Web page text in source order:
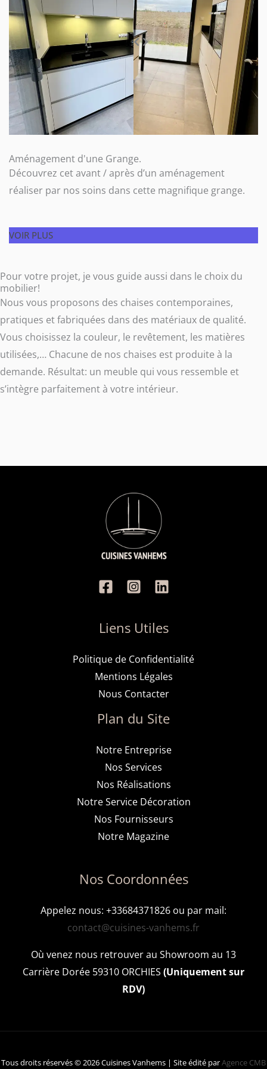
Aménagement d'une Grange.
Découvrez cet avant / après d’un aménagement
réaliser par nos soins dans cette magnifique grange.
VOIR PLUS
Pour votre projet, je vous guide aussi dans le choix du
mobilier!
Nous vous proposons des chaises contemporaines,
pratiques et fabriquées dans des matériaux de qualité.
Vous choisissez la couleur, le revêtement, les matières
utilisées,… Chacune de nos chaises est produite à la
demande. Résultat: un meuble qui vous ressemble et
s’intègre parfaitement à votre intérieur.
Liens Utiles
Politique de Confidentialité
Mentions Légales
Nous Contacter
Plan du Site
Notre Entreprise
Nos Services
Nos Réalisations
Notre Service Décoration
Nos Fournisseurs
Notre Magazine
Nos Coordonnées
Appelez nous: +33684371826 ou par mail:
contact@cuisines-vanhems.fr
Où venez nous retrouver au Showroom au 13
Carrière Dorée 59310 ORCHIES (Uniquement sur
RDV)
Tous droits réservés © 2026 Cuisines Vanhems | Site édité parAgence CMB